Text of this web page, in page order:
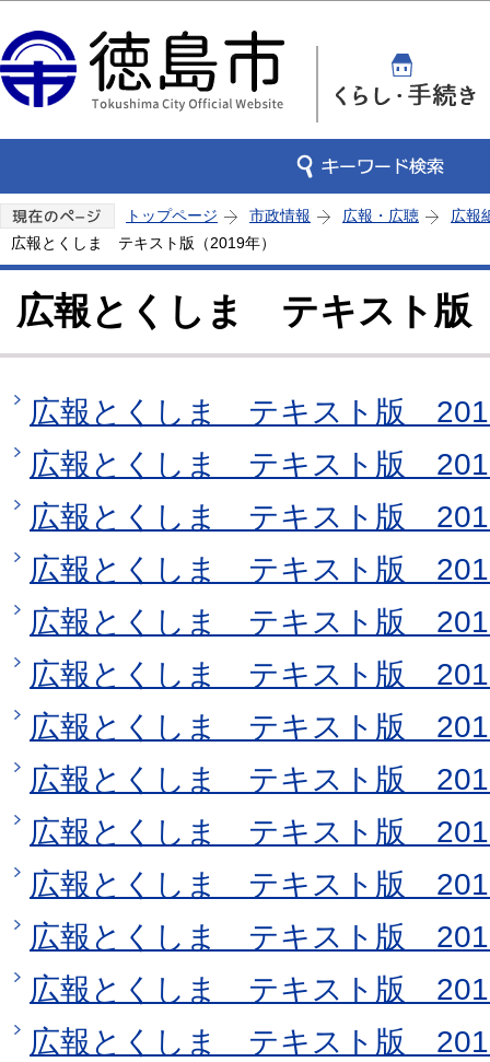
トップページ 市政情報 広報・広聴
広報
広報とくしま テキスト版（2019年）
広報とくしま テキスト版
広報とくしま テキスト版
広報とくしま テキスト版
広報とくしま テキスト版
広報とくしま テキスト版
広報とくしま テキスト版
広報とくしま テキスト版
広報とくしま テキスト版
広報とくしま テキスト版
広報とくしま テキスト版
広報とくしま テキスト版
広報とくしま テキスト版
広報とくしま テキスト版
広報とくしま テキスト版